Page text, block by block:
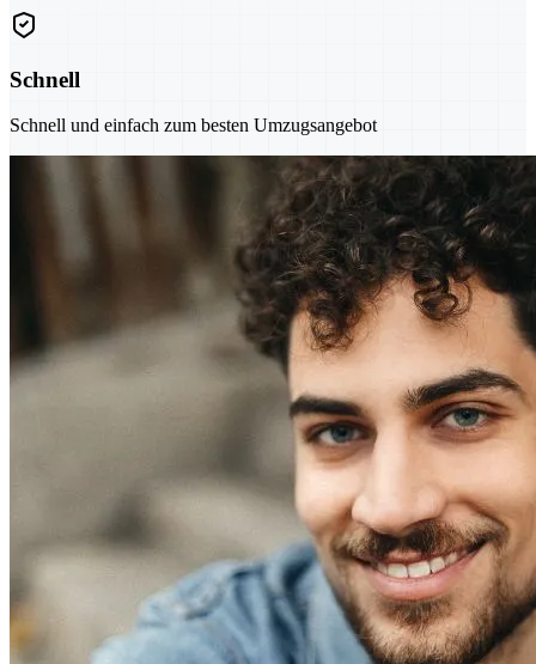
Schnell
Schnell und einfach zum besten Umzugsangebot